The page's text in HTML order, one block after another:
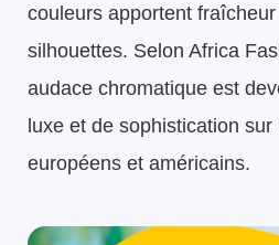
couleurs apportent
silhouettes. Selon Africa
audace chromatique est
luxe et de sophistication sur
européens et américains.